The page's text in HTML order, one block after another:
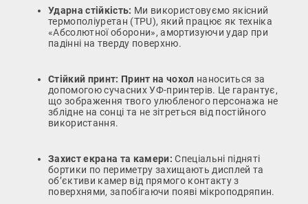
Ударна стійкість: Ми використовуємо якісний
термополіуретан (TPU), який працює як техніка
«Абсолютної оборони», амортизуючи удар при
падінні на тверду поверхню.
Стійкий принт: Принт на чохол наноситься за
допомогою сучасних УФ-принтерів. Це гарантує,
що зображення твого улюбленого персонажа не
зблідне на сонці та не зітреться від постійного
використання.
Захист екрана та камери: Спеціальні підняті
бортики по периметру захищають дисплей та
об’єктиви камер від прямого контакту з
поверхнями, запобігаючи появі мікроподряпин.